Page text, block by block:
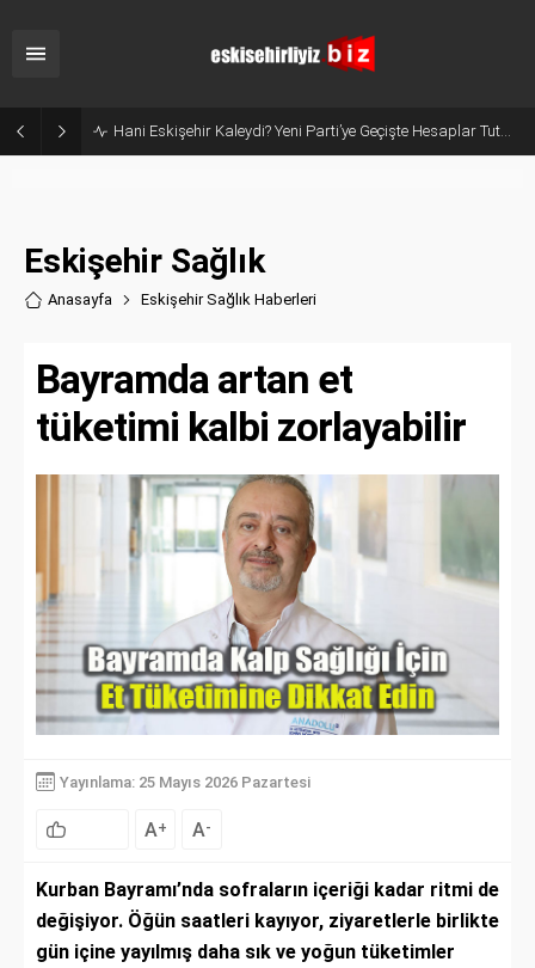
Eskişehir Sağlık
Anasayfa Eskişehir Sağlık Haberleri
Bayramda artan et
tüketimi kalbi zorlayabilir
Yayınlama: 25 Mayıs 2026 Pazartesi
A+ A-
Kurban Bayramı’nda sofraların içeriği kadar ritmi de
değişiyor. Öğün saatleri kayıyor, ziyaretlerle birlikte
gün içine yayılmış daha sık ve yoğun tüketimler